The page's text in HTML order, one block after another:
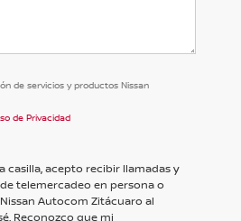
de servicios y productos Nissan
de Privacidad
casilla, acepto recibir llamadas y
telemercadeo en persona o
Autocom Zitácuaro al
Reconozco que mi